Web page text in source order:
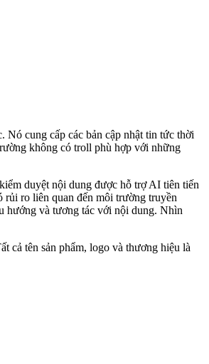
Nó cung cấp các bản cập nhật tin tức thời
không có troll phù hợp với những
duyệt nội dung được hỗ trợ AI tiên tiến
rủi ro liên quan đến môi trường truyền
hướng và tương tác với nội dung. Nhìn
cả tên sản phẩm, logo và thương hiệu là